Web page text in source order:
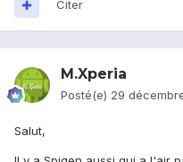
Citer
M.Xperia
Posté(e) 29
Salut,